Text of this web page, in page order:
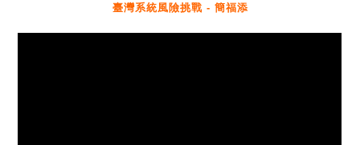
臺灣系統風險挑戰 - 簡福添